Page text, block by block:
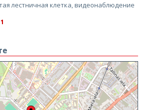
лестничная клетка, видеонаблюдение